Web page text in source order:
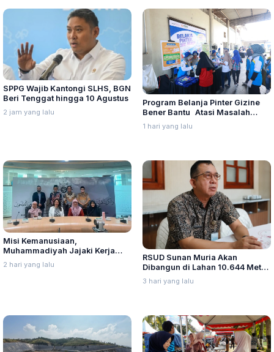
SPPG Wajib Kantongi SLHS, BGN
Beri Tenggat hingga 10 Agustus
2 jam yang lalu
Program Belanja Pinter Gizine
Bener Bantu Atasi Masalah
Stunting di Kudus
1 hari yang lalu
Misi Kemanusiaan,
Muhammadiyah Jajaki Kerja
Sama Pelayanan Kanker Bagi
Warga Palestina di Yordania
2 hari yang lalu
RSUD Sunan Muria Akan
Dibangun di Lahan 10.644 Meter
Persegi, Perizinan Mulai Diurus
3 hari yang lalu